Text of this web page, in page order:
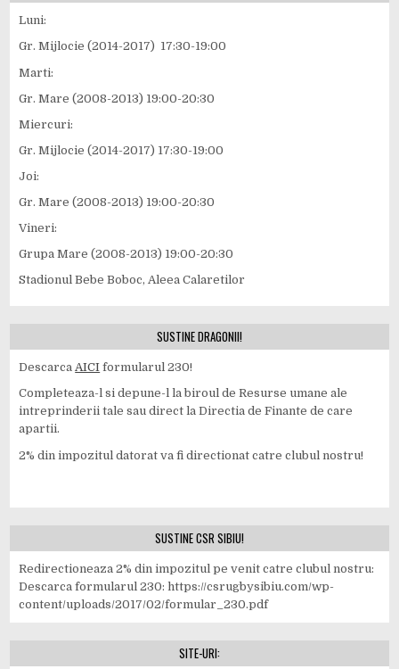
Luni:
Gr. Mijlocie (2014-2017) 17:30-19:00
Marti:
Gr. Mare (2008-2013) 19:00-20:30
Miercuri:
Gr. Mijlocie (2014-2017) 17:30-19:00
Joi:
Gr. Mare (2008-2013) 19:00-20:30
Vineri:
Grupa Mare (2008-2013) 19:00-20:30
Stadionul Bebe Boboc, Aleea Calaretilor
SUSTINE DRAGONII!
DescarcaAICI formularul 230!
Completeaza-l si depune-l la biroul de Resurse umane ale
intreprinderii tale sau direct la Directia de Finante de care
apartii.
2% din impozitul datorat va fi directionat catre clubul nostru!
SUSTINE CSR SIBIU!
Redirectioneaza 2% din impozitul pe venit catre clubul nostru:
Descarca formularul 230: https://csrugbysibiu.com/wp-
content/uploads/2017/02/formular_230.pdf
SITE-URI: